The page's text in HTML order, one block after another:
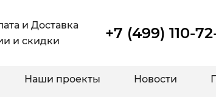
и Доставка
и скидки +7 (499) 110-
Наши проекты Новости